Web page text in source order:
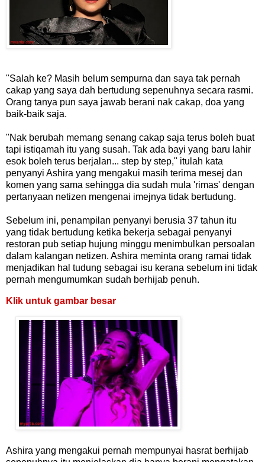
"Salah ke? Masih belum sempurna dan saya tak pernah
cakap yang saya dah bertudung sepenuhnya secara rasmi.
Orang tanya pun saya jawab berani nak cakap, doa yang
baik-baik saja.
"Nak berubah memang senang cakap saja terus boleh buat
tapi istiqamah itu yang susah. Tak ada bayi yang baru lahir
esok boleh terus berjalan... step by step," itulah kata
penyanyi Ashira yang mengakui masih terima mesej dan
komen yang sama sehingga dia sudah mula 'rimas' dengan
pertanyaan netizen mengenai imejnya tidak bertudung.
Sebelum ini, penampilan penyanyi berusia 37 tahun itu
yang tidak bertudung ketika bekerja sebagai penyanyi
restoran pub setiap hujung minggu menimbulkan persoalan
dalam kalangan netizen. Ashira meminta orang ramai tidak
menjadikan hal tudung sebagai isu kerana sebelum ini tidak
pernah mengumumkan sudah berhijab penuh.
Klik untuk gambar besar
Ashira yang mengakui pernah mempunyai hasrat berhijab